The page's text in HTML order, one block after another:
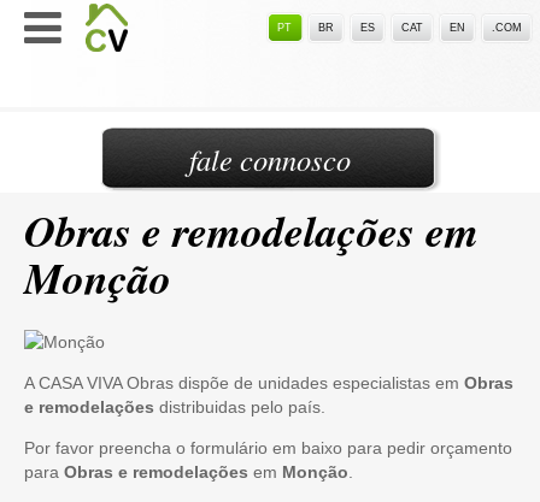
PT BR ES CAT EN .COM
Obras e remodelações em
Monção
A CASA VIVA Obras dispõe de unidades especialistas em Obras
e remodelações distribuidas pelo país.
Por favor preencha o formulário em baixo para pedir orçamento
para Obras e remodelações em Monção
fale connosco